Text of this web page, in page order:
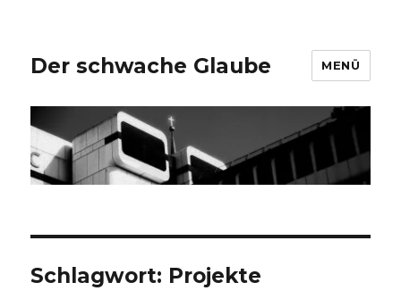
Der schwache Glaube MENÜ
Schlagwort: Projekte